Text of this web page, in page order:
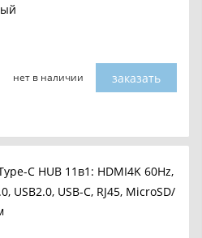
нет в наличии заказать
C HUB 11в1: HDMI4K 60Hz,
USB2.0, USB-C, RJ45, MicroSD/